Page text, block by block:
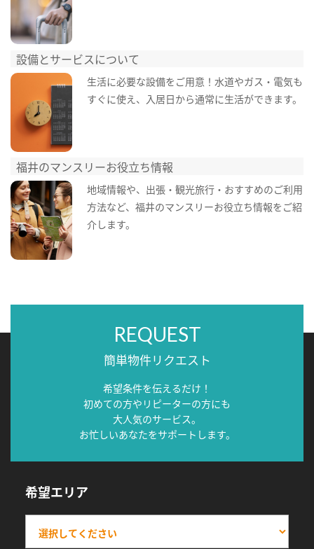
設備とサービスについて
生活に必要な設備をご用意！水道やガス・電気も
すぐに使え、入居日から通常に生活ができます。
福井のマンスリーお役立ち情報
地域情報や、出張・観光旅行・おすすめのご利用
方法など、福井のマンスリーお役立ち情報をご紹
介します。
REQUEST
簡単物件リクエスト
希望条件を伝えるだけ！
初めての方やリピーターの方にも
大人気のサービス。
お忙しいあなたをサポートします。
希望エリア